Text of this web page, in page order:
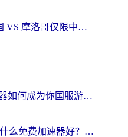
在国外看世界杯法国 VS 摩洛哥仅限中国大陆？海外党这样看中文解说赛事不卡顿
在澳洲，BanG加速器如何成为你国服游戏的“时光机”？
玩崩坏学园2海外用什么免费加速器好？2026海外党亲测国服游戏加速指南